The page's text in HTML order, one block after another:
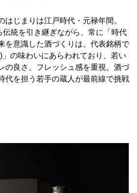
はじまりは江戸時代・元禄年間。
伝統を引き継ぎながら、常に「時代
を意識した酒づくりは、代表銘柄で
の味わいにあらわれており、若い
の良さ、フレッシュ感を重視。酒づ
代を担う若手の蔵人が最前線で挑戦